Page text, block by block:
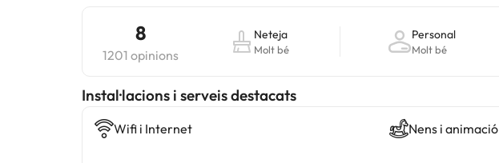
8
1201 opinions
Neteja
Molt bé
Personal
Molt bé
Instal·lacions i serveis destacats
Wifi i Internet Nens i animació